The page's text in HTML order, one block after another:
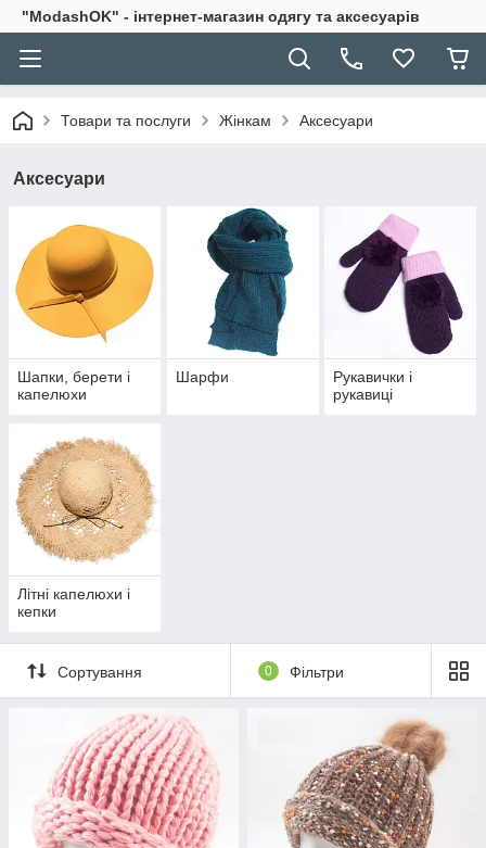
"ModashOK" - інтернет-магазин одягу та аксесуарів
Товари та послуги Жінкам Аксесуари
Аксесуари
Шапки, берети і
капелюхи
Шарфи
Рукавички і
рукавиці
Літні капелюхи і
кепки
Сортування 0 Фільтри